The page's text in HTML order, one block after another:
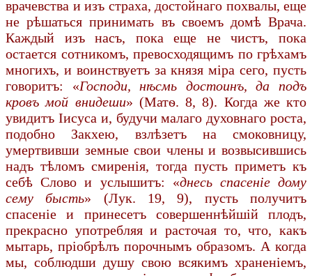
врачевства и изъ страха, достойнаго похвалы, еще
не рѣшаться принимать въ своемъ домѣ Врача.
Каждый изъ насъ, пока еще не чистъ, пока
остается сотникомъ, превосходящимъ по грѣхамъ
многихъ, и воинствуетъ за князя міра сего, пусть
говоритъ: «Господи, нѣсмь достоинъ, да подъ
кровъ мой внидеши» (Матѳ. 8, 8). Когда же кто
увидитъ Іисуса и, будучи малаго духовнаго роста,
подобно Закхею, взлѣзетъ на смоковницу,
умертвивши земные свои члены и возвысившись
надъ тѣломъ смиренія, тогда пусть приметъ къ
себѣ Слово и услышитъ: «днесь спасеніе дому
сему бысть» (Лук. 19, 9), пусть получитъ
спасеніе и принесетъ совершеннѣйшій плодъ,
прекрасно употребляя и расточая то, что, какъ
мытарь, пріобрѣлъ порочнымъ образомъ. А когда
мы, соблюдши душу свою всякимъ храненіемъ,